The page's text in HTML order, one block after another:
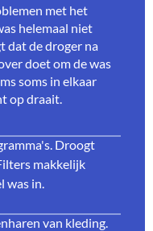
met het
helemaal niet
dat de droger na
doet om de was
soms in elkaar
op draait.
Droogt
makkelijk
was in.
van kleding.